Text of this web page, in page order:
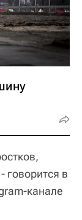
говорится в
канале